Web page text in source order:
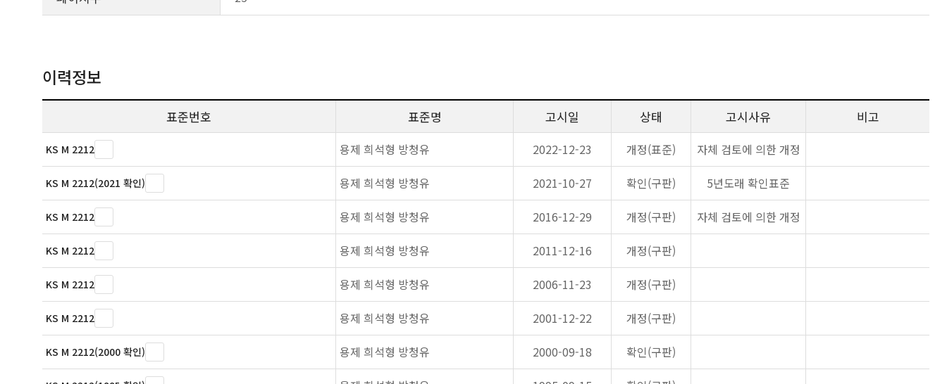
이력정보
표준번호 표준명 고시일 상태 고시사유 비고
KS M 2212 용제 희석형 방청유 2022-12-23 개정(표준) 자체 검토에 의한 개정
KS M 2212(2021 확인) 용제 희석형 방청유 2021-10-27 확인(구판) 5년도래 확인표준
KS M 2212 용제 희석형 방청유 2016-12-29 개정(구판) 자체 검토에 의한 개정
KS M 2212 용제 희석형 방청유 2011-12-16 개정(구판)
KS M 2212 용제 희석형 방청유 2006-11-23 개정(구판)
KS M 2212 용제 희석형 방청유 2001-12-22 개정(구판)
KS M 2212(2000 확인) 용제 희석형 방청유 2000-09-18 확인(구판)